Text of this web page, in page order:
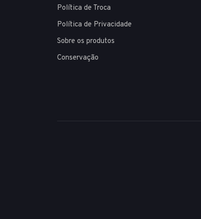
Política de Troca
Política de Privacidade
Sobre os produtos
Conservação